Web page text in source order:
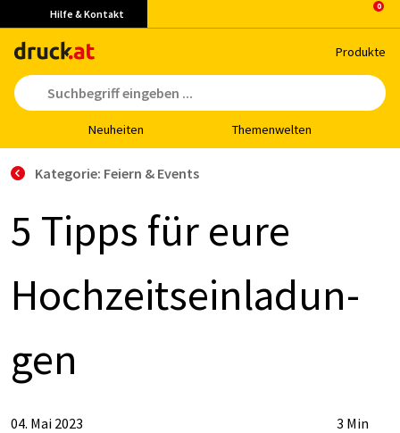
Hilfe & Kontakt
Pro­duk­te
Neu­hei­ten The­men­wel­ten
Kategorie: Feiern & Events
5 Tipps für eu­re
Hoch­zeits­ein­la­dun­
gen
04. Mai 2023 3 Min